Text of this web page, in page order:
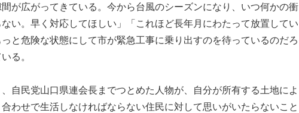
が広がってきている。今から台風のシーズンになり、いつ何かの衝
い。早く対応してほしい」「これほど長年月にわたって放置してい
と危険な状態にして市が緊急工事に乗り出すのを待っているのだろ
る。
自民党山口県連会長までつとめた人物が、自分が所有する土地によ
わせで生活しなければならない住民に対して思いがいたらないこと